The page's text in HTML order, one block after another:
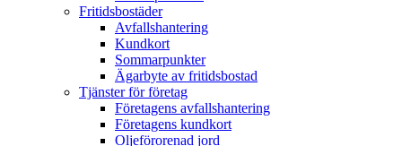
Fritidsbostäder
Avfallshantering
Kundkort
Sommarpunkter
Ägarbyte av fritidsbostad
Tjänster för företag
Företagens avfallshantering
Företagens kundkort
Oljeförorenad jord